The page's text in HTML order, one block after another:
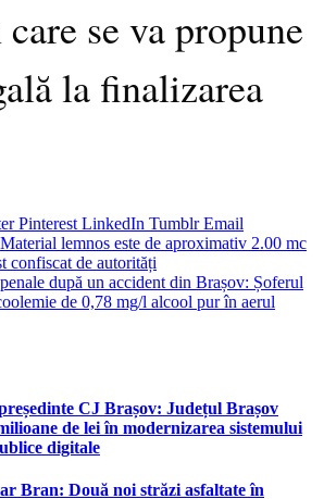
se va propune
la finalizarea
Pinterest LinkedIn Tumblr Email
lemnos este de aproximativ 2.00 mc
confiscat de autorități
după un accident din Brașov: Șoferul
de 0,78 mg/l alcool pur în aerul
CJ Brașov: Județul Brașov
de lei în modernizarea sistemului
digitale
Bran: Două noi străzi asfaltate în